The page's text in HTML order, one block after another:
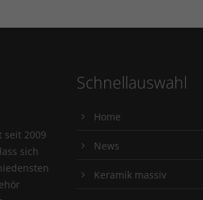
seit 2009
sich
Schnellauswahl
Home
News
Keramik massiv